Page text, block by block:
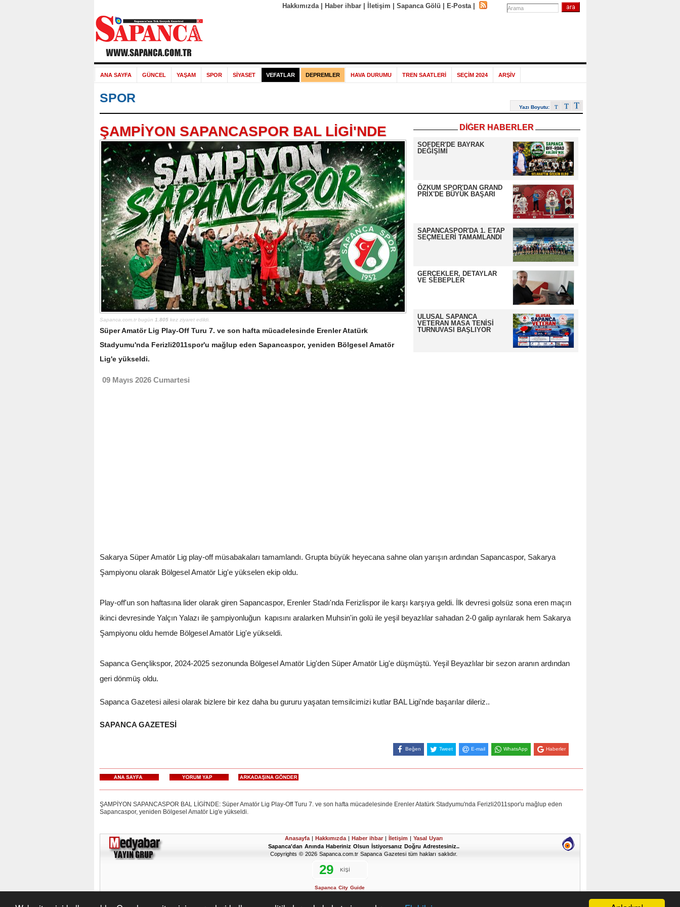
Hakkımızda| Haber ihbar| İletişim Sapanca Gölü E-Posta|
ANA SAYFA GÜNCEL YAŞAM SPOR SİYASET VEFATLAR DEPREMLER HAVA DURUMU TREN SAATLERİ SEÇİM 2024 ARŞİV
SPOR
Yazı Boyutu:
DİĞER HABERLER
SOFDER'DE BAYRAK
DEĞİŞİMİ
ÖZKUM SPOR'DAN GRAND
PRİX'DE BÜYÜK BAŞARI
SAPANCASPOR'DA 1. ETAP
SEÇMELERİ TAMAMLANDI
GERÇEKLER, DETAYLAR
VE SEBEPLER
ULUSAL SAPANCA
VETERAN MASA TENİSİ
TURNUVASI BAŞLIYOR
ŞAMPİYON SAPANCASPOR BAL LİGİ'NDE
Sapanca.com.tr bugün 1.805kez ziyaret edildi.
Süper Amatör Lig Play-Off Turu 7. ve son hafta mücadelesinde Erenler Atatürk
Stadyumu'nda Ferizli2011spor'u mağlup eden Sapancaspor, yeniden Bölgesel Amatör
Lig'e yükseldi.
09 Mayıs 2026 Cumartesi
Sakarya Süper Amatör Lig play-off müsabakaları tamamlandı. Grupta büyük heyecana sahne olan yarışın ardından Sapancaspor, Sakarya
Şampiyonu olarak Bölgesel Amatör Lig'e yükselen ekip oldu.
Play-off'un son haftasına lider olarak giren Sapancaspor, Erenler Stadı'nda Ferizlispor ile karşı karşıya geldi. İlk devresi golsüz sona eren maçın
ikinci devresinde Yalçın Yalazı ile şampiyonluğun kapısını aralarken Muhsin'in golü ile yeşil beyazlılar sahadan 2-0 galip ayrılarak hem Sakarya
Şampiyonu oldu hemde Bölgesel Amatör Lig'e yükseldi.
Sapanca Gençlikspor, 2024-2025 sezonunda Bölgesel Amatör Lig'den Süper Amatör Lig'e düşmüştü. Yeşil Beyazlılar bir sezon aranın ardından
geri dönmüş oldu.
Sapanca Gazetesi ailesi olarak bizlere bir kez daha bu gururu yaşatan temsilcimizi kutlar BAL Ligi'nde başarılar dileriz..
SAPANCA GAZETESİ
Beğen Tweet E-mail WhatsApp Haberler
ŞAMPİYON SAPANCASPOR BAL LİGİ'NDE: Süper Amatör Lig Play-Off Turu 7. ve son hafta mücadelesinde Erenler Atatürk Stadyumu'nda Ferizli2011spor'u mağlup eden
Sapancaspor, yeniden Bölgesel Amatör Lig'e yükseldi.
Anasayfa | Hakkımızda | Haber ihbar | İletişim | Yasal Uyarı
Sapanca'dan Anında Haberiniz Olsun İstiyorsanız Doğru Adrestesiniz..
Copyrights © 2026 Sapanca.com.tr Sapanca Gazetesi tüm hakları saklıdır.
Sapanca City Guide